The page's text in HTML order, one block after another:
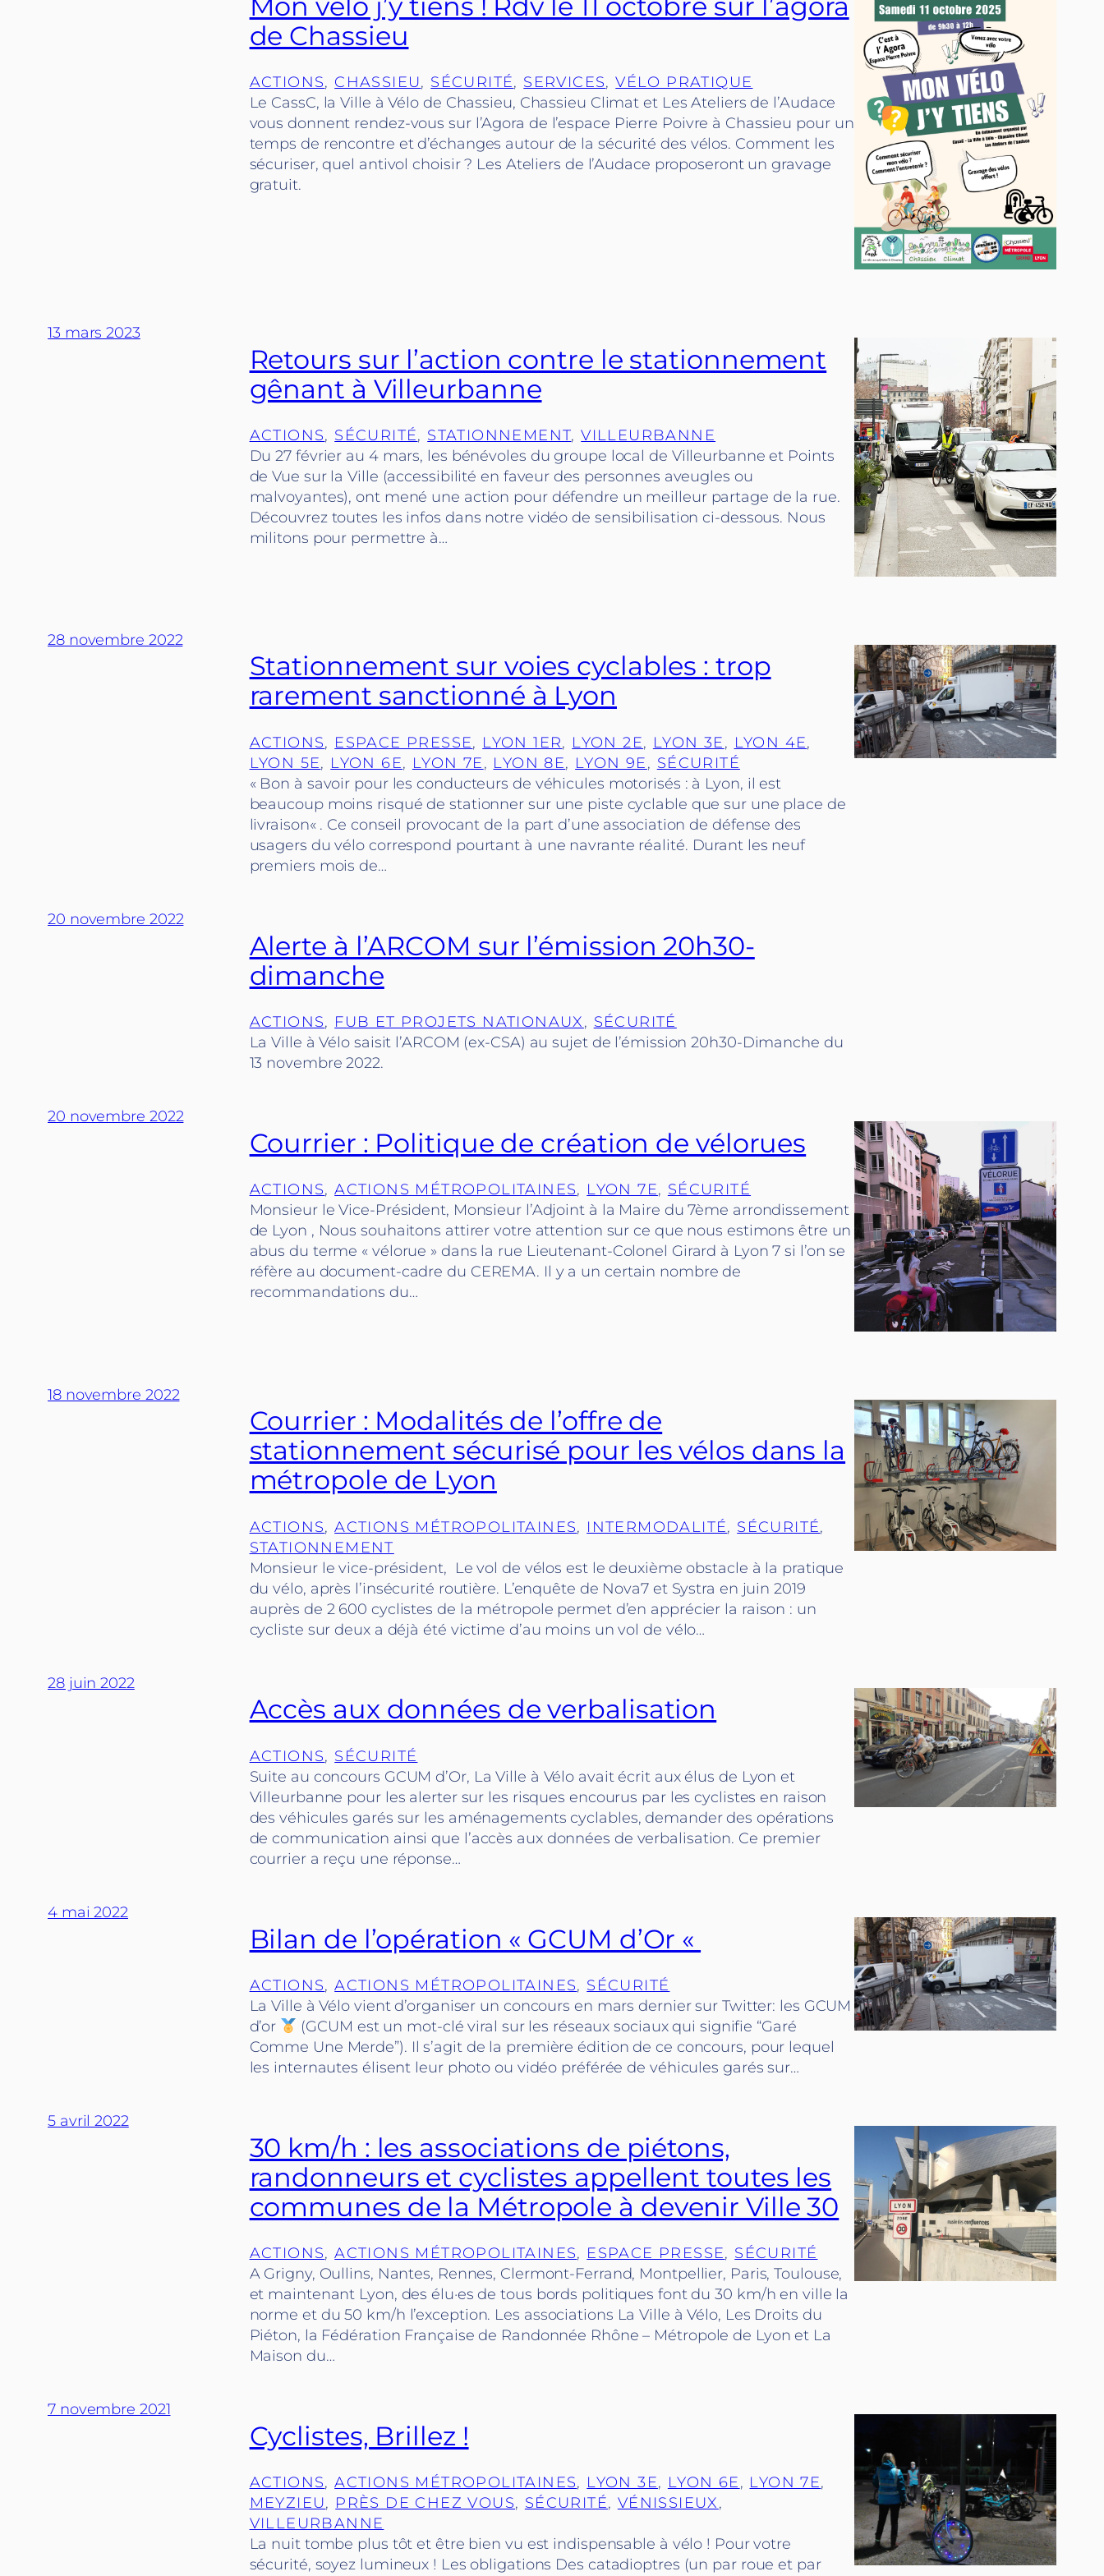
de Chassieu
ACTIONS, CHASSIEU, SÉCURITÉ, SERVICES, VÉLO PRATIQUE
Le CassC, la Ville à Vélo de Chassieu, Chassieu Climat et Les Ateliers de l’Audace
vous donnent rendez-vous sur l’Agora de l’espace Pierre Poivre à Chassieu pour un
temps de rencontre et d’échanges autour de la sécurité des vélos. Comment les
sécuriser, quel antivol choisir ? Les Ateliers de l’Audace proposeront un gravage
gratuit.
13 mars 2023
Retours sur l’action contre le stationnement
gênant à Villeurbanne
ACTIONS, SÉCURITÉ, STATIONNEMENT, VILLEURBANNE
Du 27 février au 4 mars, les bénévoles du groupe local de Villeurbanne et Points
de Vue sur la Ville (accessibilité en faveur des personnes aveugles ou
malvoyantes), ont mené une action pour défendre un meilleur partage de la rue.
Découvrez toutes les infos dans notre vidéo de sensibilisation ci-dessous. Nous
militons pour permettre à…
28 novembre 2022
Stationnement sur voies cyclables : trop
rarement sanctionné à Lyon
ACTIONS, ESPACE PRESSE, LYON 1ER, LYON 2E, LYON 3E, LYON 4E
LYON 5E, LYON 6E, LYON 7E, LYON 8E, LYON 9E, SÉCURITÉ
« Bon à savoir pour les conducteurs de véhicules motorisés : à Lyon, il est
beaucoup moins risqué de stationner sur une piste cyclable que sur une place de
livraison« . Ce conseil provocant de la part d’une association de défense des
usagers du vélo correspond pourtant à une navrante réalité. Durant les neuf
premiers mois de…
20 novembre 2022
Alerte à l’ARCOM sur l’émission 20h30-
dimanche
ACTIONS, FUB ET PROJETS NATIONAUX, SÉCURITÉ
La Ville à Vélo saisit l’ARCOM (ex-CSA) au sujet de l’émission 20h30-Dimanche du
13 novembre 2022.
20 novembre 2022
Courrier : Politique de création de vélorues
ACTIONS, ACTIONS MÉTROPOLITAINES, LYON 7E, SÉCURITÉ
Monsieur le Vice-Président, Monsieur l’Adjoint à la Maire du 7ème arrondissement
de Lyon , Nous souhaitons attirer votre attention sur ce que nous estimons être un
abus du terme « vélorue » dans la rue Lieutenant-Colonel Girard à Lyon 7 si l’on se
réfère au document-cadre du CEREMA. Il y a un certain nombre de
recommandations du…
18 novembre 2022
Courrier : Modalités de l’offre de
stationnement sécurisé pour les vélos dans la
métropole de Lyon
ACTIONS, ACTIONS MÉTROPOLITAINES, INTERMODALITÉ, SÉCURITÉ
STATIONNEMENT
Monsieur le vice-président, Le vol de vélos est le deuxième obstacle à la pratique
du vélo, après l’insécurité routière. L’enquête de Nova7 et Systra en juin 2019
auprès de 2 600 cyclistes de la métropole permet d’en apprécier la raison : un
cycliste sur deux a déjà été victime d’au moins un vol de vélo…
28 juin 2022
Accès aux données de verbalisation
ACTIONS, SÉCURITÉ
Suite au concours GCUM d’Or, La Ville à Vélo avait écrit aux élus de Lyon et
Villeurbanne pour les alerter sur les risques encourus par les cyclistes en raison
des véhicules garés sur les aménagements cyclables, demander des opérations
de communication ainsi que l’accès aux données de verbalisation. Ce premier
courrier a reçu une réponse…
4 mai 2022
Bilan de l’opération « GCUM d’Or «
ACTIONS, ACTIONS MÉTROPOLITAINES, SÉCURITÉ
La Ville à Vélo vient d’organiser un concours en mars dernier sur Twitter: les GCUM
d’or
(GCUM est un mot-clé viral sur les réseaux sociaux qui signifie “Garé
Comme Une Merde”). Il s’agit de la première édition de ce concours, pour lequel
les internautes élisent leur photo ou vidéo préférée de véhicules garés sur…
5 avril 2022
30 km/h : les associations de piétons,
randonneurs et cyclistes appellent toutes les
communes de la Métropole à devenir Ville 30
ACTIONS, ACTIONS MÉTROPOLITAINES, ESPACE PRESSE, SÉCURITÉ
A Grigny, Oullins, Nantes, Rennes, Clermont-Ferrand, Montpellier, Paris, Toulouse,
et maintenant Lyon, des élu·es de tous bords politiques font du 30 km/h en ville la
norme et du 50 km/h l’exception. Les associations La Ville à Vélo, Les Droits du
Piéton, la Fédération Française de Randonnée Rhône – Métropole de Lyon et La
Maison du…
7 novembre 2021
Cyclistes, Brillez !
ACTIONS, ACTIONS MÉTROPOLITAINES, LYON 3E, LYON 6E, LYON 7E
MEYZIEU, PRÈS DE CHEZ VOUS, SÉCURITÉ, VÉNISSIEUX
VILLEURBANNE
La nuit tombe plus tôt et être bien vu est indispensable à vélo ! Pour votre
sécurité, soyez lumineux ! Les obligations Des catadioptres (un par roue et par